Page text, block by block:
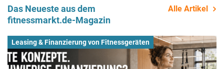
Das Neueste aus dem
fitnessmarkt.de-Magazin
Alle Artikel
Leasing & Finanzierung von Fitnessgeräten